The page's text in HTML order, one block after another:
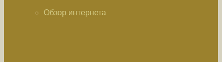
Обзор интернета